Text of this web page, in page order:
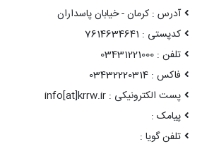
آدرس : کرمان - خیابان پاسداران
کدپستی : 7614634641
تلفن : 03431221000
فاکس : 03432220314
پست الکترونیکی : info[at]krrw.ir
پیامک :
تلفن گویا :